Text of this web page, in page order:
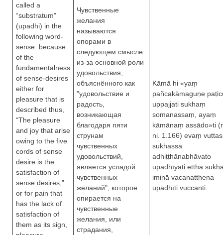
called a
“substratum”
(upadhi) in the
following word-
sense: because
of the
fundamentalness
of sense-desires
either for
pleasure that is
described thus,
“The pleasure
and joy that arise
owing to the five
cords of sense
desire is the
satisfaction of
sense desires,”
or for pain that
has the lack of
satisfaction of
them as its sign,
Чувственные
желания
называются
опорами в
следующем смысле:
из-за основной роли
удовольствия,
объяснённого как
"удовольствие и
радость,
возникающая
благодаря пяти
струнам
чувственных
удовольствий,
является усладой
чувственных
желаний", которое
опирается на
чувственные
желания, или
страдания,
Kāmā hi «yaṃ
pañcakāmaguṇe
uppajjati sukhaṃ
somanassaṃ, ayaṃ
kāmānaṃ assādo»ti
ni. 1.166) evaṃ
sukhassa
adhiṭṭhānabhāvato
upadhīyati ettha
iminā vacanatthena
upadhīti vuccanti.